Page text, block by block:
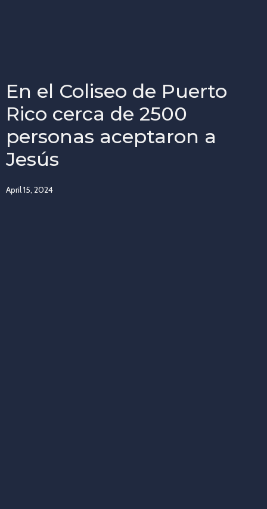
En el Coliseo de Puerto
Rico cerca de 2500
personas aceptaron a
Jesús
April 15, 2024